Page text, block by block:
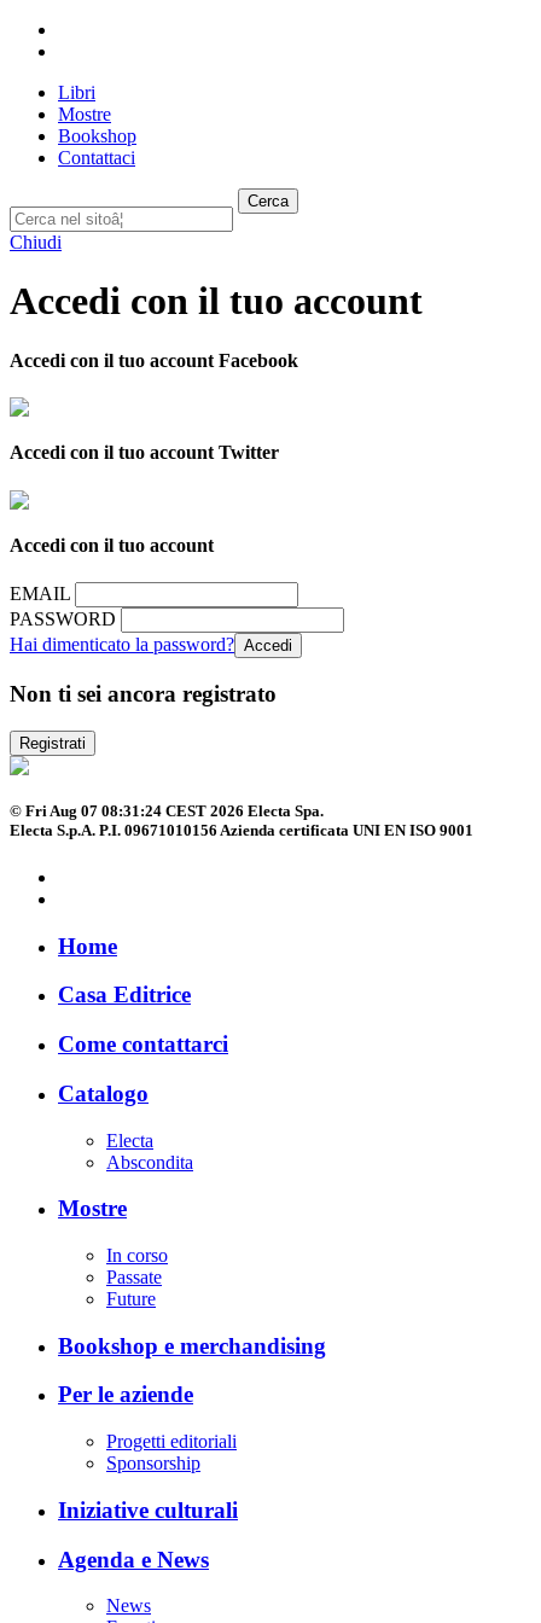
Libri
Mostre
Bookshop
Contattaci
Cerca
Chiudi
Accedi con il tuo account
Accedi con il tuo account Facebook
Accedi con il tuo account Twitter
Accedi con il tuo account
EMAIL
PASSWORD
Hai dimenticato la password?
Non ti sei ancora registrato
Registrati
© Fri Aug 07 08:31:24 CEST 2026 Electa Spa.
Electa S.p.A. P.I. 09671010156 Azienda certificata UNI EN ISO 9001
Home
Casa Editrice
Come contattarci
Catalogo
Electa
Abscondita
Mostre
In corso
Passate
Future
Bookshop e merchandising
Per le aziende
Progetti editoriali
Sponsorship
Iniziative culturali
Agenda e News
News